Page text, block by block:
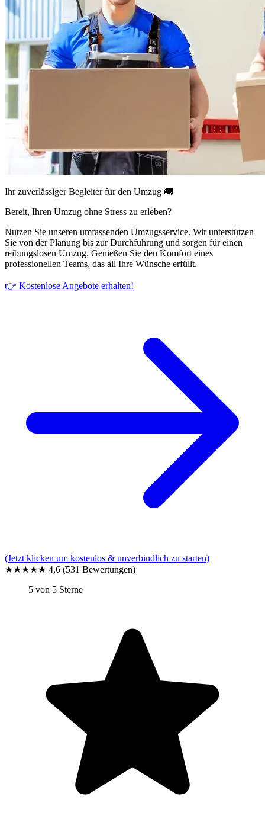
Ihr zuverlässiger Begleiter für den Umzug 🚚
Bereit, Ihren Umzug ohne Stress zu erleben?
Nutzen Sie unseren umfassenden Umzugsservice. Wir unterstützen
Sie von der Planung bis zur Durchführung und sorgen für einen
reibungslosen Umzug. Genießen Sie den Komfort eines
professionellen Teams, das all Ihre Wünsche erfüllt.
👉 Kostenlose Angebote erhalten!
(Jetzt klicken um kostenlos & unverbindlich zu starten)
★★★★★ 4,6 (531 Bewertungen)
5 von 5 Sterne